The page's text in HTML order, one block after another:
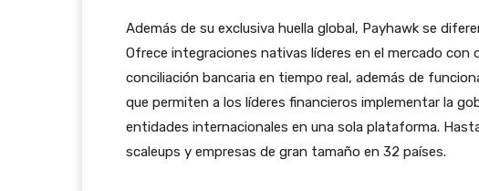
Además de su exclusiva huella global, Payhawk se
Ofrece integraciones nativas líderes en el mercado con
conciliación bancaria en tiempo real, además de
que permiten a los líderes financieros implementar la
entidades internacionales en una sola plataforma.
scaleups y empresas de gran tamaño en 32 países.